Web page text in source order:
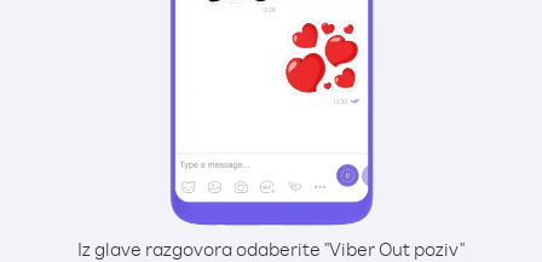
Iz glave razgovora odaberite "Viber Out poziv"